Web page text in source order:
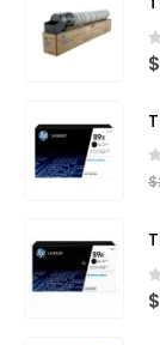
0
$
0
$
0
$